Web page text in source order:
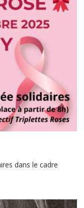
dans le cadre